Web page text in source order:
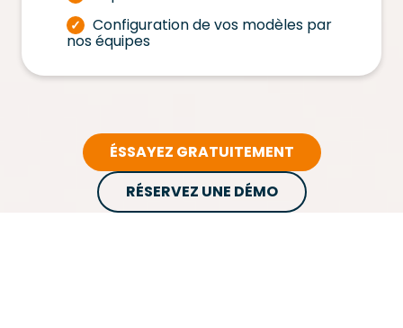
✓ Configuration de vos modèles par
nos équipes
ÉSSAYEZ GRATUITEMENT
RÉSERVEZ UNE DÉMO